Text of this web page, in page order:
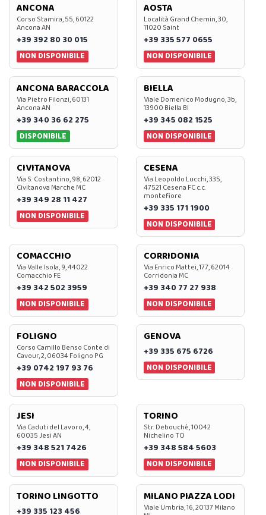
ANCONA
Corso Stamira, 55, 60122
Ancona AN
+39 392 80 30 015
NON DISPONIBILE
AOSTA
Località Grand Chemin, 30,
11020 Saint
+39 335 577 0655
NON DISPONIBILE
ANCONA BARACCOLA
Via Pietro Filonzi, 60131
Ancona AN
+39 340 36 62 275
DISPONIBILE
BIELLA
Viale Domenico Modugno, 3b,
13900 Biella BI
+39 345 082 1525
NON DISPONIBILE
CIVITANOVA
Via S. Costantino, 98, 62012
Civitanova Marche MC
+39 349 28 11 427
NON DISPONIBILE
CESENA
Via Leopoldo Lucchi, 335,
47521 Cesena FC c.c.
montefiore
+39 335 171 1900
NON DISPONIBILE
COMACCHIO
Via Valle Isola, 9, 44022
Comacchio FE
+39 342 502 3959
NON DISPONIBILE
CORRIDONIA
Via Enrico Mattei, 177, 62014
Corridonia MC
+39 340 77 27 938
NON DISPONIBILE
FOLIGNO
Corso Camillo Benso Conte di
Cavour, 2, 06034 Foligno PG
+39 0742 197 93 76
NON DISPONIBILE
GENOVA
+39 335 675 6726
NON DISPONIBILE
JESI
Via Caduti del Lavoro, 4,
60035 Jesi AN
+39 348 521 7426
NON DISPONIBILE
TORINO
Str. Debouchè, 10042
Nichelino TO
+39 348 584 5603
NON DISPONIBILE
TORINO LINGOTTO
+39 335 123 456
MILANO PIAZZA LODI
Viale Umbria, 16, 20137 Milano